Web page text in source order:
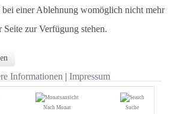
Nach Monat Suche
bei einer Ablehnung womöglich nicht mehr
zur Verfügung stehen.
Informationen | Impressum